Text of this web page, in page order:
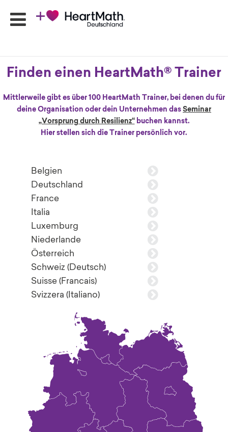
HeartMath
Online-
Programme
Ansprechpartner
Newsletter
Finden einen HeartMath® Trainer
Mittlerweile gibt es über 100 HeartMath Trainer, bei denen du für
deine Organisation oder dein Unternehmen das Seminar
„Vorsprung durch Resilienz“buchen kannst.
Hier stellen sich die Trainer persönlich vor.
Belgien
Deutschland
France
Italia
Luxemburg
Niederlande
Österreich
Schweiz (Deutsch)
Suisse (Francais)
Svizzera (Italiano)